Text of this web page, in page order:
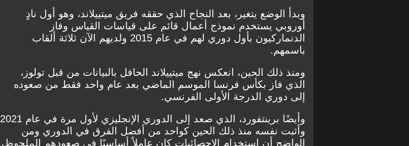
وبدأ الوضع يتغير، بعد النجاح الذي حققه فريق ميتييلاند، وهو أول نادٍ
أوروبي يستخدم نموذج أعمال قائم على قياسات القياس وفاز
الدنماركيون بأول دوري لهم في عام 2015 ولديهم الآن ثلاثة ألقاب
باسمهم.
ومنذ ذلك الحين، انعكس نهج ميتييلاند
الحافل بالبيانات من قبل تولوز،
الذي فاز بكأس فرنسا الموسم الماضي بعد عام واحد فقط من صعوده
إلى دوري الدرجة الأولى الفرنسي.
وأيضًا برينتفورد، الذي صعد إلى الدوري الإنجليزي لأول مرة في عام 2021
وأثبت نفسه منذ ذلك الحين كواحد من أفضل الفرق في الدوري ومن
الواضح أن استخدام الإحصائيات كان عاملاً أساسيًا في صعودهم الملحوظ،